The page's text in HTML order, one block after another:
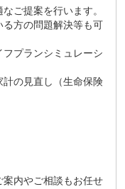
ご提案を行います。
方の問題解決等も可
プランシミュレーシ
の見直し（生命保険
内やご相談もお任せ